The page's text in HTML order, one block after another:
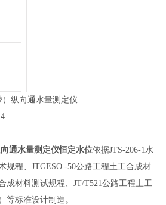
纵向通水量测定仪
通水量测定仪恒定水位依据JTS-206-1 水
规程、JTGESO -50公路工程土工合成材
成材料测试规程、JT/T521公路工程土工
等标准设计制造。